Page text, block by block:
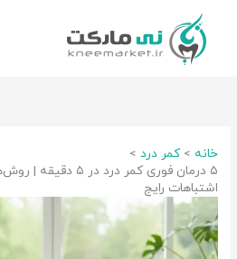
خانه
کمر درد
۵ درمان فوری کمر درد
اشتباهات رایج